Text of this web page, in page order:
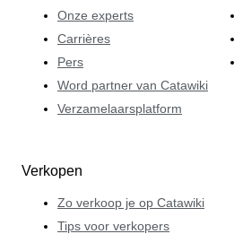
Onze experts
Carrières
Pers
Word partner van Catawiki
Verzamelaarsplatform
Verkopen
Zo verkoop je op Catawiki
Tips voor verkopers